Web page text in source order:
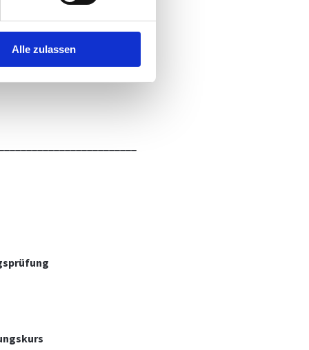
Alle zulassen